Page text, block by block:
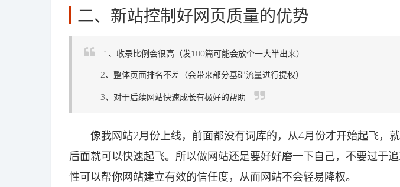
二、新站控制好网页质量的优势
1、收录比例会很高（发100篇可能会放个一大半出来）
2、整体页面排名不差（会带来部分基础流量进行提权）
3、对于后续网站快速成长有极好的帮助
像我网站2月份上线，前面都没有词库的，从4月份才开始起飞，就
后面就可以快速起飞。所以做网站还是要好好磨一下自己，不要过于
性可以帮你网站建立有效的信任度，从而网站不会轻易降权。